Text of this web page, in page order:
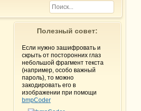
Полезный совет:
Если нужно зашифровать и
скрыть от посторонних глаз
небольшой фрагмент текста
(например, особо важный
пароль), то можно
закодировать его в
изображении при помощи
bmpCoder